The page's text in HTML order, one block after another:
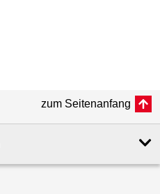
zum Seitenanfang